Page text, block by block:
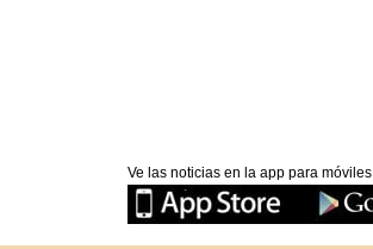
Ve las noticias en la app para móviles